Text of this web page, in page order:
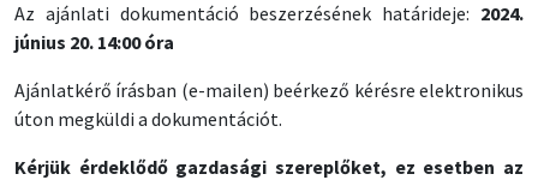
Az ajánlati dokumentáció beszerzésének határideje: 2024.
június 20. 14:00 óra
Ajánlatkérő írásban (e-mailen) beérkező kérésre elektronikus
úton megküldi a dokumentációt.
Kérjük érdeklődő gazdasági szereplőket, ez esetben az